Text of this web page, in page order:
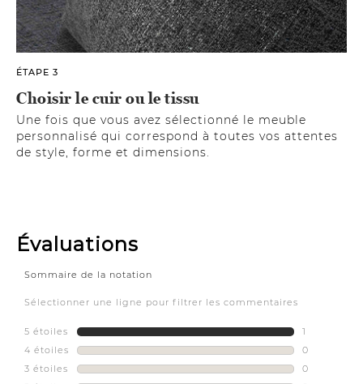
ÉTAPE 3
Choisir le cuir ou le tissu
Une fois que vous avez sélectionné le meuble
personnalisé qui correspond à toutes vos attentes
de style, forme et dimensions.